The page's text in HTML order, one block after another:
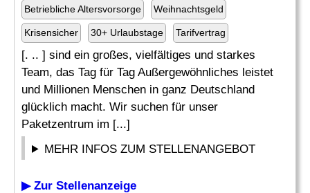
Betriebliche Altersvorsorge Weihnachtsgeld
Krisensicher 30+ Urlaubstage Tarifvertrag
[. .. ] sind ein großes, vielfältiges und starkes
Team, das Tag für Tag Außergewöhnliches leistet
und Millionen Menschen in ganz Deutschland
glücklich macht. Wir suchen für unser
Paketzentrum im [...]
MEHR INFOS ZUM STELLENANGEBOT
▶ Zur Stellenanzeige